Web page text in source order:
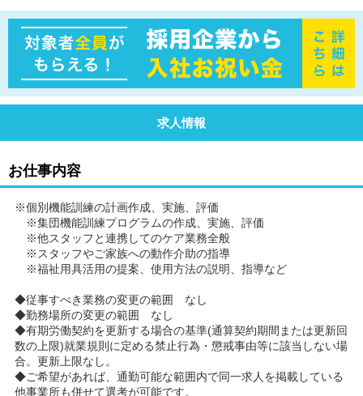
求人情報
お仕事内容
※個別機能訓練の計画作成、実施、評価
※集団機能訓練プログラムの作成、実施、評価
※他スタッフと連携してのケア業務全般
※スタッフやご家族への動作介助の指導
※福祉用具活用の提案、使用方法の説明、指導など
◆従事すべき業務の変更の範囲 なし
◆勤務場所の変更の範囲 なし
◆有期労働契約を更新する場合の基準(通算契約期間または更新回
数の上限)就業規則に定める禁止行為・懲戒事由等に該当しない場
合。更新上限なし。
◆ご希望があれば、通勤可能な範囲内で同一求人を掲載している
他事業所も併せて選考が可能です。